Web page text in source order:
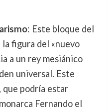
: Este bloque del
figura del «nuevo
a un rey mesiánico
universal. Este
que podría estar
Fernando el